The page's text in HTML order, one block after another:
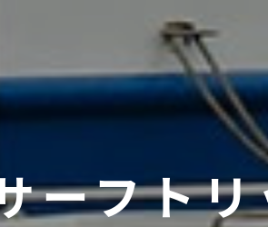
サーフト